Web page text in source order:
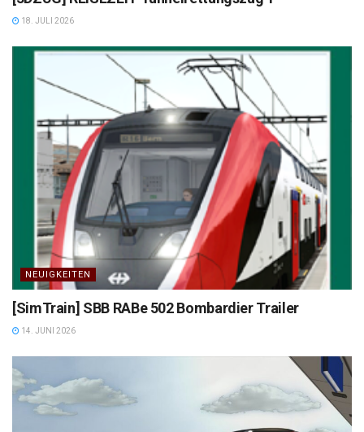
18. JULI 2026
NEUIGKEITEN
[SimTrain] SBB RABe 502 Bombardier Trailer
14. JUNI 2026